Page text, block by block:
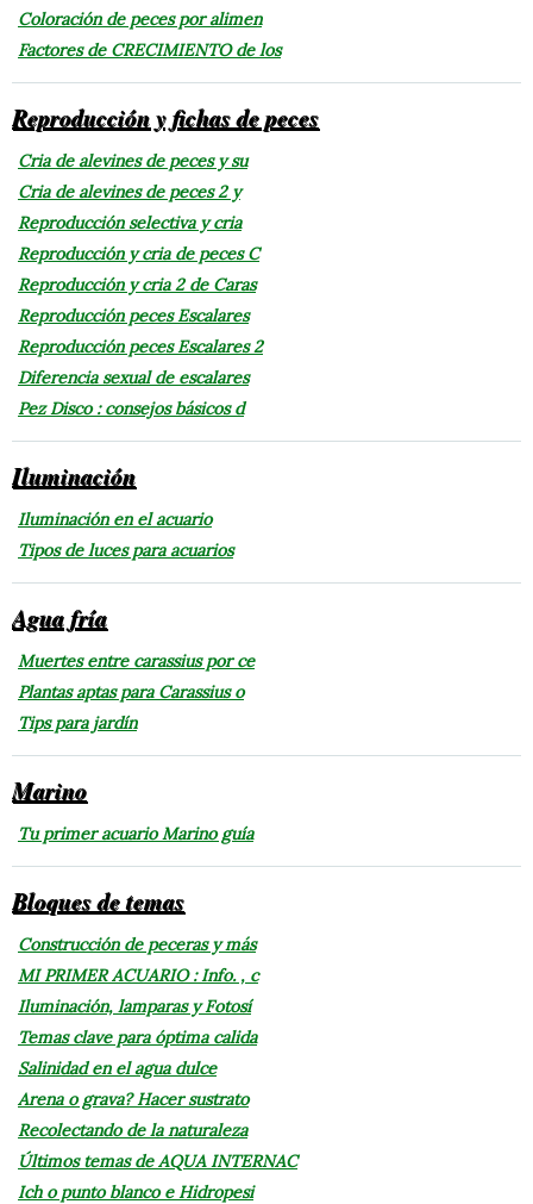
Coloración de peces por alimen
Factores de CRECIMIENTO de los
Reproducción y fichas de peces
Cria de alevines de peces y su
Cria de alevines de peces 2 y
Reproducción selectiva y cria
Reproducción y cria de peces C
Reproducción y cria 2 de Caras
Reproducción peces Escalares
Reproducción peces Escalares 2
Diferencia sexual de escalares
Pez Disco : consejos básicos d
Iluminación
Iluminación en el acuario
Tipos de luces para acuarios
Agua fría
Muertes entre carassius por ce
Plantas aptas para Carassius o
Tips para jardín
Marino
Tu primer acuario Marino guía
Bloques de temas
Construcción de peceras y más
MI PRIMER ACUARIO : Info. , c
Iluminación, lamparas y Fotosí
Temas clave para óptima calida
Salinidad en el agua dulce
Arena o grava? Hacer sustrato
Recolectando de la naturaleza
Últimos temas de AQUA INTERNAC
Ich o punto blanco e Hidropesi